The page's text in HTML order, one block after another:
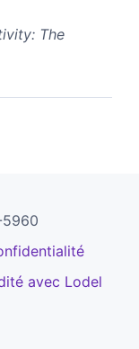
The
5960
avec Lodel